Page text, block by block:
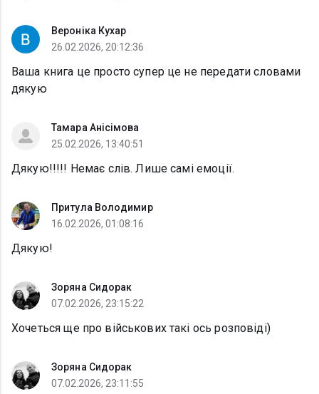
Вероніка Кухар
26.02.2026, 20:12:36
Ваша книга це просто супер це не передати словами
дякую
Тамара Анісімова
25.02.2026, 13:40:51
Дякую!!!!! Немає слів. Лише самі емоції.
Притула Володимир
16.02.2026, 01:08:16
Дякую!
Зоряна Сидорак
07.02.2026, 23:15:22
Хочеться ще про військових такі ось розповіді)
Зоряна Сидорак
07.02.2026, 23:11:55